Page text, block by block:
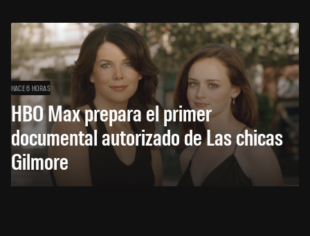
HACE 6 HORAS
HBO Max prepara el primer
documental autorizado de Las chicas
Gilmore